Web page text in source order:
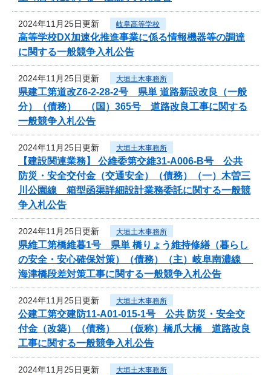
2024年11月25日更新 岐阜高等学校
高等学校DX加速化推進事業に係る情報機器等の調達
に関する一般競争入札公告
2024年11月25日更新 大垣土木事務所
県建工第道改Z6-2-28-2号 県単 道路新設改良（一般
分）（債務） （国）365号 道路改良工事に関する
一般競争入札公告
2024年11月25日更新 大垣土木事務所
【建設関連業務】 公維委第交維31-A006-B号 公共
防災・安全交付金（交通安全）（債務）（一）木曽三
川公園線 箱型函渠詳細設計業務委託に関する一般競
争入札公告
2024年11月25日更新 大垣土木事務所
県維工第橋維暮1号 県単 橋りょう維持修繕（暮らし
の安全・安心確保対策）（債務）（主）岐阜南濃線
海津橋段差対策工事に関する一般競争入札公告
2024年11月25日更新 大垣土木事務所
公建工第交建防11-A01-015-1号 公共 防災・安全交
付金（改築）（債務） （仮称）橋爪大橋 道路改良
工事に関する一般競争入札公告
2024年11月25日更新 大垣土木事務所